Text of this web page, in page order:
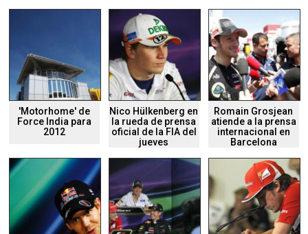
'Motorhome' de
Force India para
2012
Nico Hülkenberg en
la rueda de prensa
oficial de la FIA del
jueves
Romain Grosjean
atiende a la prensa
internacional en
Barcelona